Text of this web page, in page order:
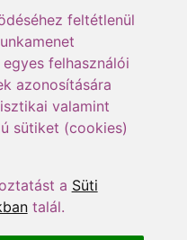
feltétlenül
felhasználói
azonosítására
valamint
sütiket (cookies)
a Süti
talál.